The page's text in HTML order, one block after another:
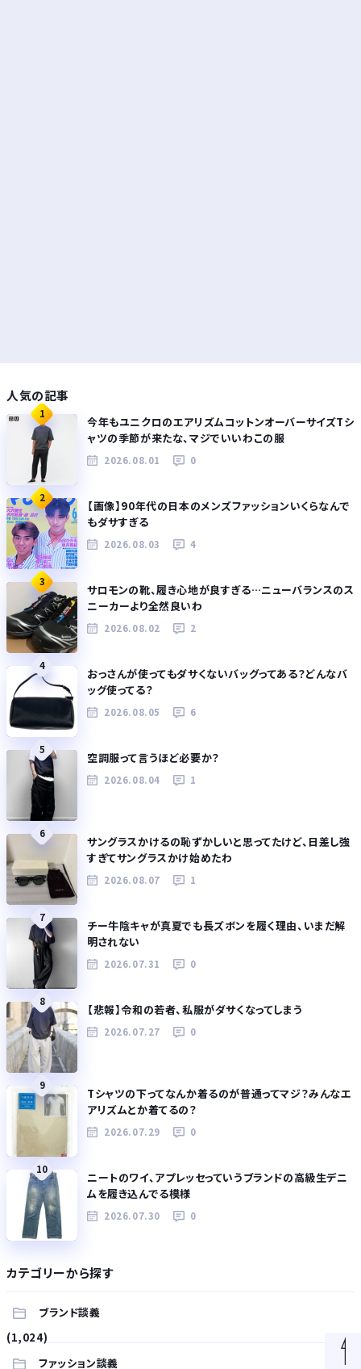
人気の記事
1
今年もユニクロのエアリズムコットンオーバーサイズTシ
ャツの季節が来たな、マジでいいわこの服
2026.08.01 0
2
【画像】90年代の日本のメンズファッションいくらなんで
もダサすぎる
2026.08.03 4
3
サロモンの靴、履き心地が良すぎる…ニューバランスのス
ニーカーより全然良いわ
2026.08.02 2
4
おっさんが使ってもダサくないバッグってある？どんなバ
ッグ使ってる？
2026.08.05 6
5
空調服って言うほど必要か？
2026.08.04 1
6
サングラスかけるの恥ずかしいと思ってたけど、日差し強
すぎてサングラスかけ始めたわ
2026.08.07 1
7
チー牛陰キャが真夏でも長ズボンを履く理由、いまだ解
明されない
2026.07.31 0
8
【悲報】令和の若者、私服がダサくなってしまう
2026.07.27 0
9
Tシャツの下ってなんか着るのが普通ってマジ？みんなエ
アリズムとか着てるの？
2026.07.29 0
10
ニートのワイ、アプレッセっていうブランドの高級生デニ
ムを履き込んでる模様
2026.07.30 0
カテゴリーから探す
ブランド談義
(1,024)
ファッション談義